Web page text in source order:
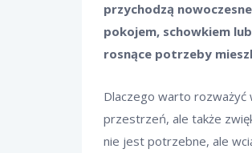
przychodzą
pokojem, schowkiem
rosnące potrzeby
Dlaczego warto rozważyć
przestrzeń, ale także
nie jest potrzebne, ale